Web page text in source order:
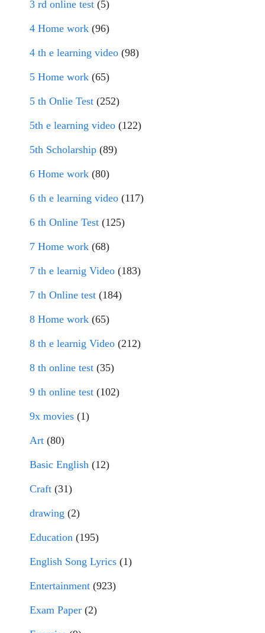
3 rd online test (5)
4 Home work (96)
4 th e learning video (98)
5 Home work (65)
5 th Onlie Test (252)
5th e learning video (122)
5th Scholarship (89)
6 Home work (80)
6 th e learning video (117)
6 th Online Test (125)
7 Home work (68)
7 th e learnig Video (183)
7 th Online test (184)
8 Home work (65)
8 th e learnig Video (212)
8 th online test (35)
9 th online test (102)
9x movies (1)
Art (80)
Basic English (12)
Craft (31)
drawing (2)
Education (195)
English Song Lyrics (1)
Entertainment (923)
Exam Paper (2)